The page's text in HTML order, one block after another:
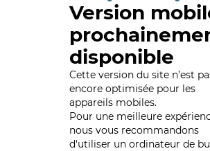
Version
disponible
Cette version du site n’est
encore optimisée pour les
appareils mobiles.
Pour une meilleure
nous vous recommandons
d'utiliser un ordinateur de